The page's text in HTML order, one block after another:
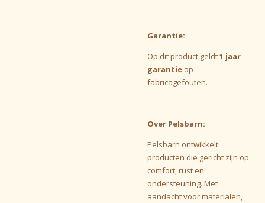
Garantie:
Op dit product geldt1 jaar
garantie op
fabricagefouten.
Over Pelsbarn:
Pelsbarn ontwikkelt
producten die gericht zijn op
comfort, rust en
ondersteuning. Met
aandacht voor materialen,